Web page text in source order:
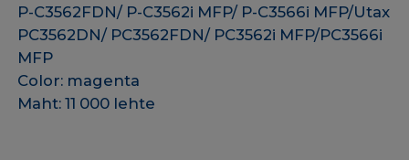
P-C3562FDN/ P-C3562i MFP/ P-C3566i MFP/Utax
PC3562DN/ PC3562FDN/ PC3562i MFP/PC3566i
MFP
Color: magenta
Maht: 11 000 lehte